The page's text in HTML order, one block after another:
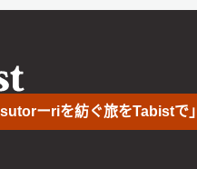
sutorーriを紡ぐ旅をTabistで」